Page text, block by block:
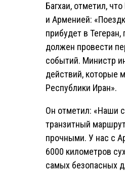
Багхаи, отметил,
и Арменией:
прибудет в
должен провести
событий. Министр
действий, которые
Республики Иран».
Он отметил: «Наши
транзитный
прочными. У нас с
6000 километров
самых безопасных